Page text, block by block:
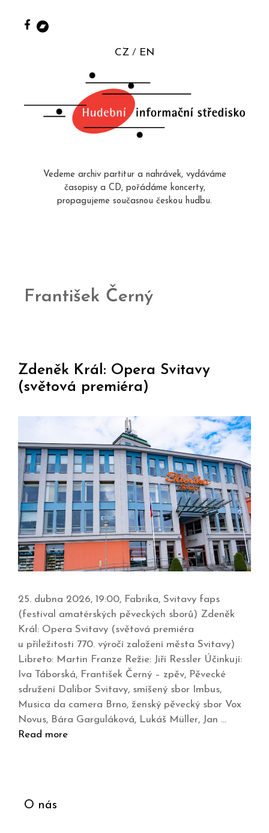
CZ EN
Vedeme archiv partitur a nahrávek, vydáváme
časopisy a CD, pořádáme koncerty,
propagujeme současnou českou hudbu.
František Černý
Zdeněk Král: Opera Svitavy
(světová premiéra)
25. dubna 2026, 19:00, Fabrika, Svitavy faps
(festival amatérských pěveckých sborů) Zdeněk
Král: Opera Svitavy (světová premiéra
u příležitosti 770. výročí založení města Svitavy)
Libreto: Martin Franze Režie: Jiří Ressler Účinkují:
Iva Táborská, František Černý – zpěv, Pěvecké
sdružení Dalibor Svitavy, smíšený sbor Imbus,
Musica da camera Brno, ženský pěvecký sbor Vox
Novus, Bára Garguláková, Lukáš Müller, Jan …
Read more
O nás